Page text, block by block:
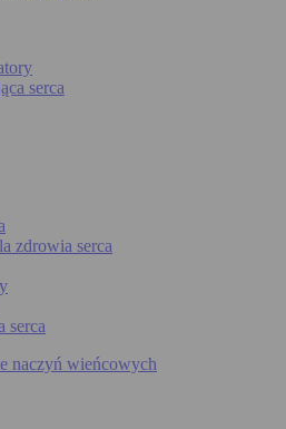
serca
zdrowia serca
serca
naczyń wieńcowych